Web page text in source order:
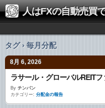
人はFXの自動売買
タグ › 毎月分配
8月 6, 2026
ラサール・グローバルREIT
By チンパン
カテゴリー: 分配金の報告